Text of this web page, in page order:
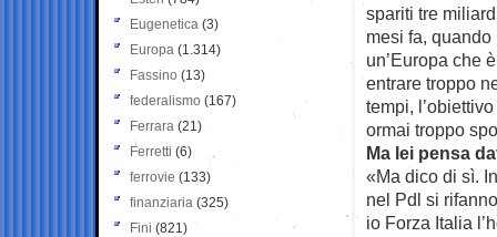
spariti tre
mesi fa,
un’Europa che
entrare troppo
tempi,
ormai troppo
Ma lei pensa
«Ma dico di sì.
nel Pdl si
io Forza Italia
Eugenetica (3)
Europa (1.314)
Fassino (13)
federalismo (167)
Ferrara (21)
Ferretti (6)
ferrovie (133)
finanziaria (325)
Fini (821)